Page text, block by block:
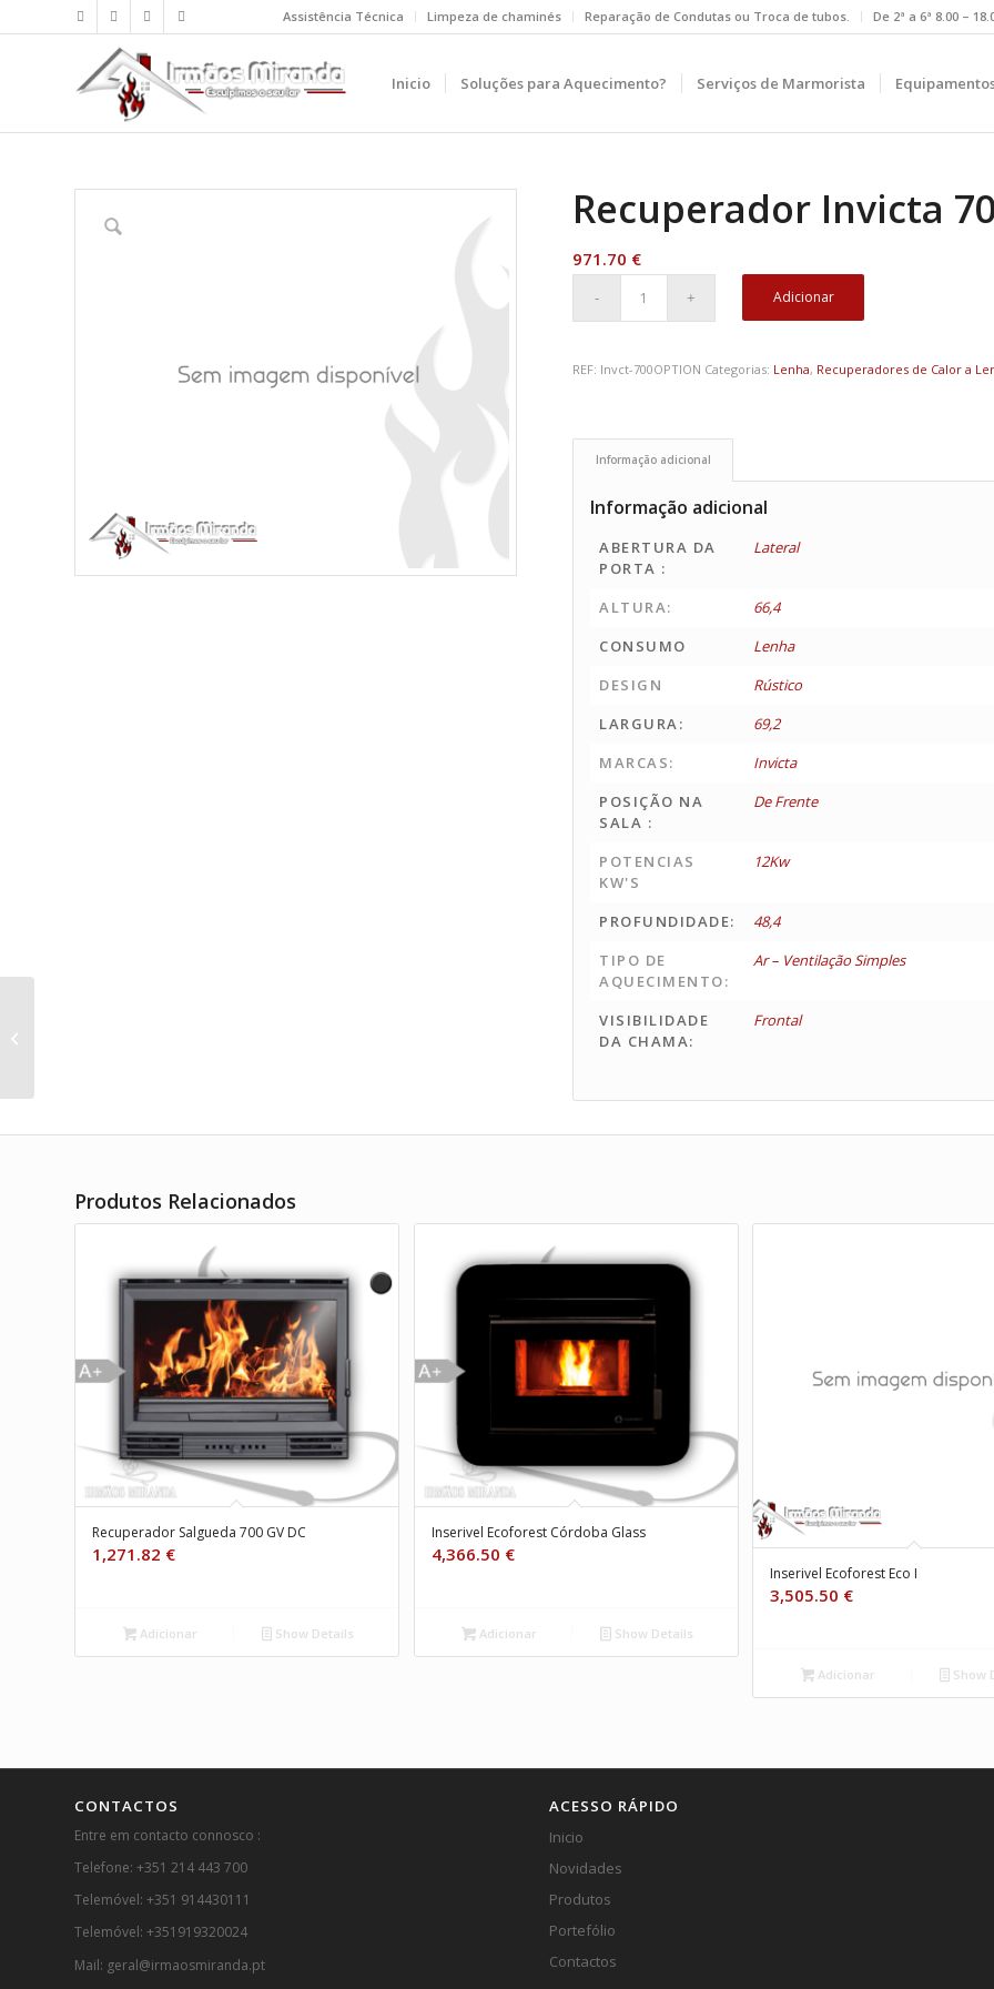
Assistência Técnica Limpeza de chaminés Reparação de Condutas ou Troca de tubos. De 2ª a 6ª 8.00 –
Inicio Soluções para Aquecimento? Serviços de Marmorista
Recuperador Invicta
971.70 €
Adicionar
REF: Invct-700OPTION Categorias: Lenha, Recuperadores de Calor a
Informação adicional
Informação adicional
ABERTURA DA
PORTA :
Lateral
ALTURA:
66,4
CONSUMO
Lenha
DESIGN
Rústico
LARGURA:
69,2
MARCAS:
Invicta
POSIÇÃO NA
SALA :
De Frente
POTENCIAS
KW'S
12Kw
PROFUNDIDADE:
48,4
TIPO DE
AQUECIMENTO:
Ar – Ventilação Simples
VISIBILIDADE
DA CHAMA:
Frontal
Produtos Relacionados
Recuperador Salgueda 700 GV DC
1,271.82 €
Adicionar Show Details
Inserivel Ecoforest Córdoba Glass
4,366.50 €
Adicionar Show Details
Inserivel Ecoforest Eco I
3,505.50 €
Adicionar Show
CONTACTOS
Entre em contacto connosco :
Telefone: +351 214 443 700
Telemóvel: +351 914430111
Telemóvel: +351919320024
Mail: geral@irmaosmiranda.pt
ACESSO RÁPIDO
Inicio
Novidades
Produtos
Portefólio
Contactos